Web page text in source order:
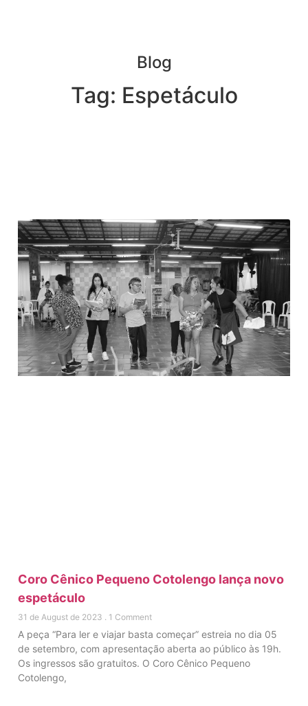
Blog
Tag: Espetáculo
Coro Cênico Pequeno Cotolengo lança novo
espetáculo
31 de August de 2023 1 Comment
A peça “Para ler e viajar basta começar” estreia no dia 05
de setembro, com apresentação aberta ao público às 19h.
Os ingressos são gratuitos. O Coro Cênico Pequeno
Cotolengo,